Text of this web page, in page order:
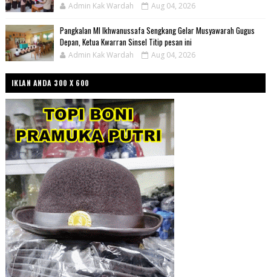
Admin Kak Wardah Aug 04, 2026
Pangkalan MI Ikhwanussafa Sengkang Gelar Musyawarah Gugus
Depan, Ketua Kwarran Sinsel Titip pesan ini
Admin Kak Wardah Aug 04, 2026
IKLAN ANDA 300 X 600